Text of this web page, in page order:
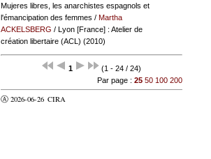
Mujeres libres, les anarchistes espagnols et
l'émancipation des femmes / Martha
ACKELSBERG / Lyon [France] : Atelier de
création libertaire (ACL) (2010)
1
(1 - 24 / 24)
Par page : 25 50 100 200
Ⓐ 2026-06-26 CIRA